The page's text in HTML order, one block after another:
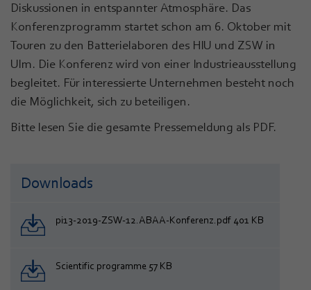
Diskussionen in entspannter Atmosphäre. Das
Konferenzprogramm startet schon am 6. Oktober mit
Touren zu den Batterielaboren des HIU und ZSW in
Ulm. Die Konferenz wird von einer Industrieausstellung
begleitet. Für interessierte Unternehmen besteht noch
die Möglichkeit, sich zu beteiligen.
Bitte lesen Sie die gesamte Pressemeldung als PDF.
Downloads
pi13-2019-ZSW-12.ABAA-Konferenz.pdf 401 KB
Scientific programme 57 KB